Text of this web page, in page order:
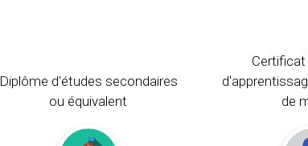
Diplôme d'études secondaires
ou équivalent
de